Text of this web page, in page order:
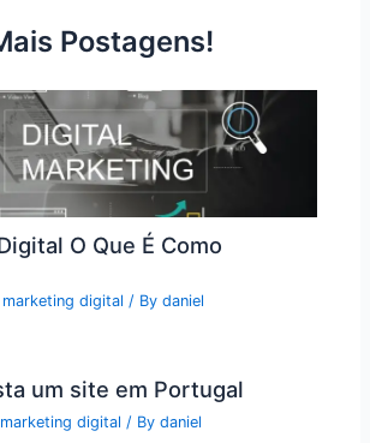
Postagens!
O Que É Como
marketing digital / Bydaniel
um site em Portugal
marketing digital / Bydaniel